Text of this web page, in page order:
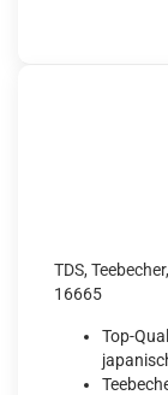
TDS,
16665
Top-